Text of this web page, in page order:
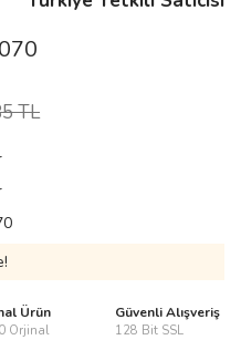
TL
Ürün
Orjinal
Güvenli Alışveriş
128 Bit SSL